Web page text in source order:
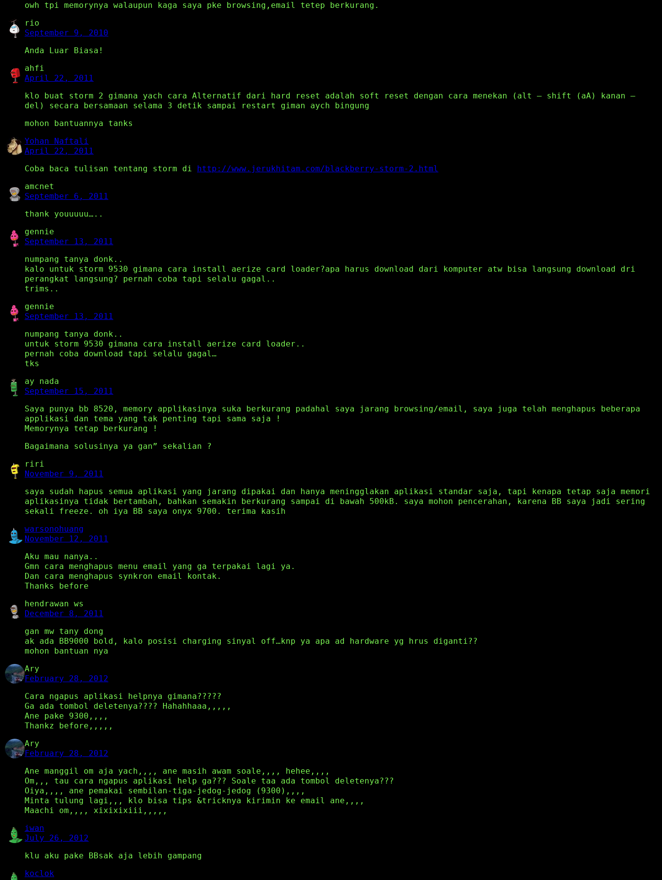
owh tpi memorynya walaupun kaga saya pke browsing,email tetep berkurang.
rio
September 9, 2010
Anda Luar Biasa!
ahfi
April 22, 2011
klo buat storm 2 gimana yach cara Alternatif dari hard reset adalah soft reset dengan cara menekan (alt – shift (aA) kanan –
del) secara bersamaan selama 3 detik sampai restart giman aych bingung
mohon bantuannya tanks
Yohan Naftali
April 22, 2011
Coba baca tulisan tentang storm di
http://www.jerukhitam.com/blackberry-storm-2.html
amcnet
September 6, 2011
thank youuuuu…..
gennie
September 13, 2011
numpang tanya donk..
kalo untuk storm 9530 gimana cara install aerize card loader?apa harus download dari komputer atw bisa langsung download dri
perangkat langsung? pernah coba tapi selalu gagal..
trims..
gennie
September 13, 2011
numpang tanya donk..
untuk storm 9530 gimana cara install aerize card loader..
pernah coba download tapi selalu gagal…
tks
ay nada
September 15, 2011
Saya punya bb 8520, memory applikasinya suka berkurang padahal saya jarang browsing/email, saya juga telah menghapus beberapa
applikasi dan tema yang tak penting tapi sama saja !
Memorynya tetap berkurang !
Bagaimana solusinya ya gan” sekalian ?
riri
November 9, 2011
saya sudah hapus semua aplikasi yang jarang dipakai dan hanya meningglakan aplikasi standar saja, tapi kenapa tetap saja memori
aplikasinya tidak bertambah, bahkan semakin berkurang sampai di bawah 500kB. saya mohon pencerahan, karena BB saya jadi sering
sekali freeze. oh iya BB saya onyx 9700. terima kasih
warsonohuang
November 12, 2011
Aku mau nanya..
Gmn cara menghapus menu email yang ga terpakai lagi ya.
Dan cara menghapus synkron email kontak.
Thanks before
hendrawan ws
December 8, 2011
gan mw tany dong
ak ada BB9000 bold, kalo posisi charging sinyal off…knp ya apa ad hardware yg hrus diganti??
mohon bantuan nya
Ary
February 28, 2012
Cara ngapus aplikasi helpnya gimana?????
Ga ada tombol deletenya???? Hahahhaaa,,,,,
Ane pake 9300,,,,
Thankz before,,,,,
Ary
February 28, 2012
Ane manggil om aja yach,,,, ane masih awam soale,,,, hehee,,,,
Om,,, tau cara ngapus aplikasi help ga??? Soale taa ada tombol deletenya???
Oiya,,,, ane pemakai sembilan-tiga-jedog-jedog (9300),,,,
Minta tulung lagi,,, klo bisa tips &tricknya kirimin ke email ane,,,,
Maachi om,,,, xixixixiii,,,,,
iwan
July 26, 2012
klu aku pake BBsak aja lebih gampang
koclok